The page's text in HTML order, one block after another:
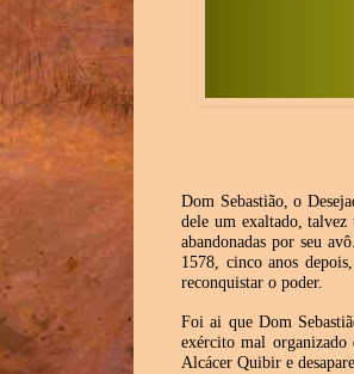
Dom Sebastião, o
dele um exaltado,
abandonadas por seu
1578, cinco anos
reconquistar o poder.
Foi ai que Dom
exército mal
Alcácer Quibir e